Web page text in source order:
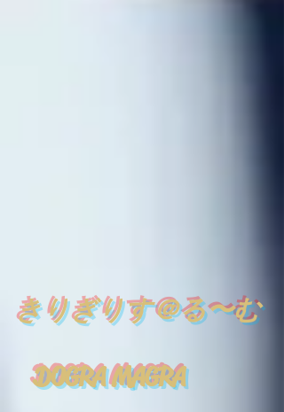
きりぎりす＠る〜む
DOGRA MAGRA